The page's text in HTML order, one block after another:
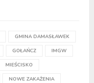
GMINA DAMASŁAWEK
GOŁAŃCZ IMGW
MIEŚCISKO
NOWE ZAKAŻENIA